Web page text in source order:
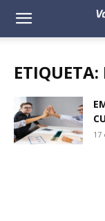
Voz
Empresas
ETIQUETA:
17